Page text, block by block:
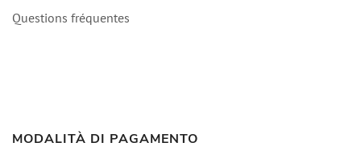
Questions fréquentes
MODALITÀ DI PAGAMENTO